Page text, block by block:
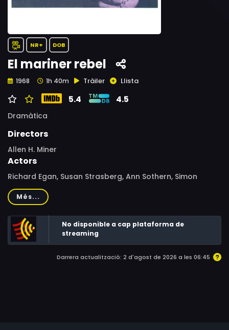
NR+ DOB
El mariner rebel
1968 1h 40m Tràiler Llista
5.4 4.5
Dramàtica
Directors
Allen H. Miner
Actors
Richard Egan, Susan Strasberg, Ann Sothern, Simon
Oakland, Audrey Totter, Edward Binns, Preston Foster,
Joe De Santis, Christopher Jones, Peter Whitney, Ron Rich
Més...
No disponible a cap plataforma de
streaming
Darrera actualització: 2 d'agost de 2026 a les 06:45